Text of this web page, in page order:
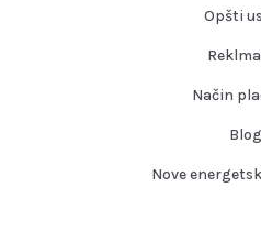
Opšti
Način
Blog
Nove